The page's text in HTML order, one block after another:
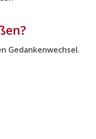
Gedankenwechsel.